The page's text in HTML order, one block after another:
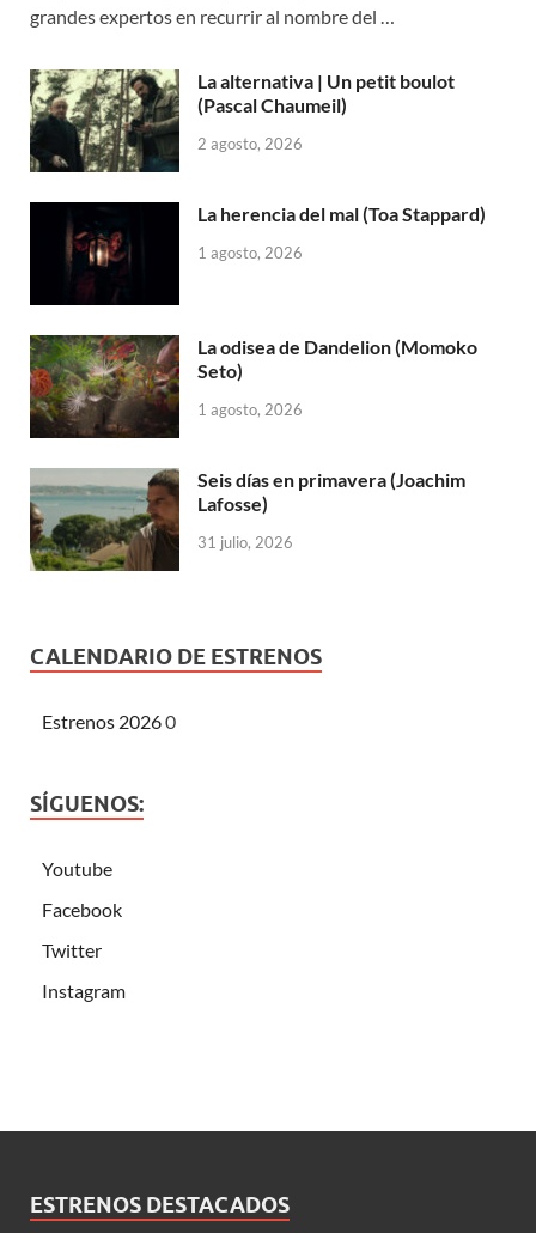
grandes expertos en recurrir al nombre del …
La alternativa | Un petit boulot
(Pascal Chaumeil)
2 agosto, 2026
La herencia del mal (Toa Stappard)
1 agosto, 2026
La odisea de Dandelion (Momoko
Seto)
1 agosto, 2026
Seis días en primavera (Joachim
Lafosse)
31 julio, 2026
CALENDARIO DE ESTRENOS
Estrenos 20260
SÍGUENOS:
Youtube
Facebook
Twitter
Instagram
ESTRENOS DESTACADOS